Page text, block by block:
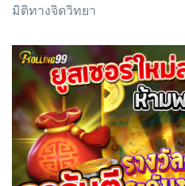
มิติทางจิตวิทยา